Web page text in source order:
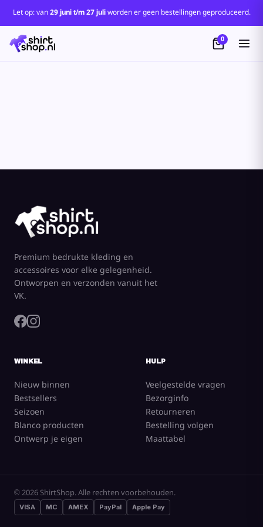
Let op: van29 juni t/m 27 juliworden er geen bestellingen geproduceerd.
0
Premium bedrukte kleding en
accessoires voor elke gelegenheid.
Ontworpen en verzonden vanuit het
VK.
WINKEL
Nieuw binnen
Bestsellers
Seizoen
Blanco producten
Ontwerp je eigen
HULP
Veelgestelde vragen
Bezorginfo
Retourneren
Bestelling volgen
Maattabel
© 2026 ShirtShop. Alle rechten voorbehouden.
VISA MC AMEX PayPal Apple Pay
Standaard
Price: Lowest First
Price: Highest First